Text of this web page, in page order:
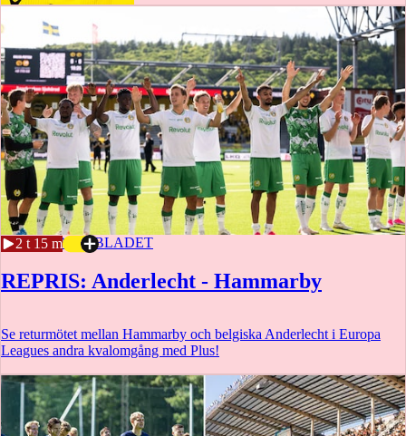
2 t 15 m
17 JULI SPORTBLADET
REPRIS: Anderlecht - Hammarby
Se returmötet mellan Hammarby och belgiska Anderlecht i Europa
Leagues andra kvalomgång med Plus!